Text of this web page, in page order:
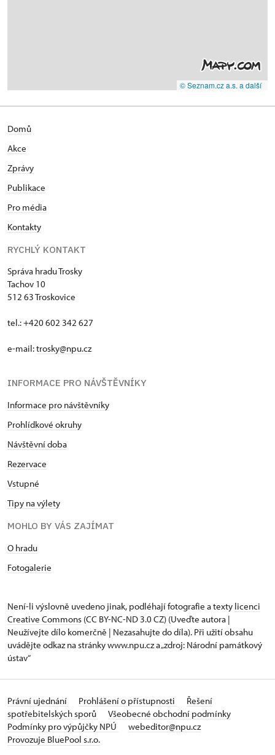
© Seznam.cz a.s. a další
Domů
Akce
Zprávy
Publikace
Pro média
Kontakty
RYCHLÝ KONTAKT
Správa hradu Trosky
Tachov 10
512 63 Troskovice
tel.: +420 602 342 627
e-mail:trosky@npu.cz
INFORMACE PRO NÁVŠTĚVNÍKY
Informace pro návštěvníky
Prohlídkové okruhy
Návštěvní doba
Rezervace
Vstupné
Tipy na výlety
MOHLO BY VÁS ZAJÍMAT
O hradu
Fotogalerie
Není-li výslovně uvedeno jinak, podléhají fotografie a texty licenci
Creative Commons (CC BY-NC-ND 3.0 CZ) (Uveďte autora |
Neužívejte dílo komerčně | Nezasahujte do díla). Při užití obsahu
uvádějte odkaz na stránky www.npu.cz a „zdroj: Národní památkový
ústav“
Právní ujednání Prohlášení o přístupnosti
Řešení
spotřebitelských sporů
Všeobecné obchodní podmínky
Podmínky pro výpůjčky NPÚ
webeditor@npu.cz
Provozuje BluePool s.r.o.